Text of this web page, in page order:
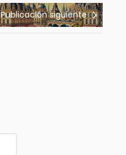
Publicación siguiente